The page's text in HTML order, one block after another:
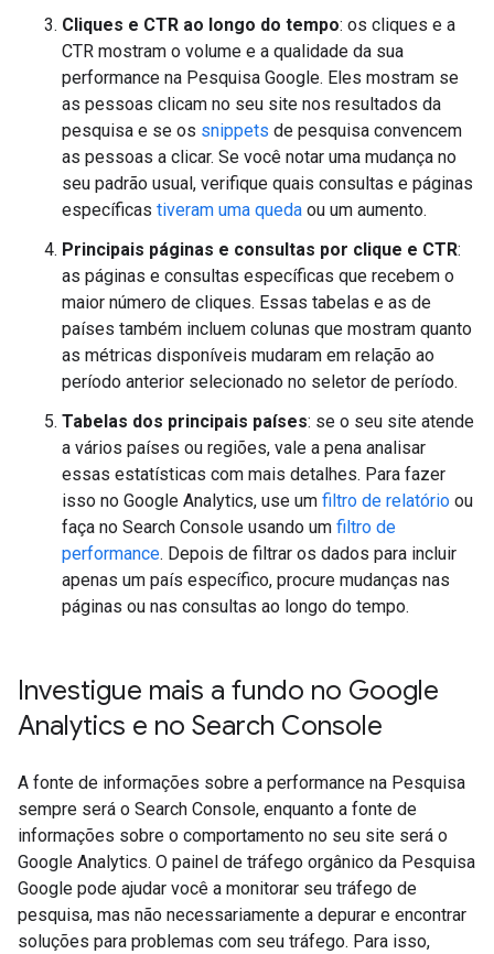
Cliques e CTR ao longo do tempo: os cliques e a
CTR mostram o volume e a qualidade da sua
performance na Pesquisa Google. Eles mostram se
as pessoas clicam no seu site nos resultados da
pesquisa e se os snippets de pesquisa convencem
as pessoas a clicar. Se você notar uma mudança no
seu padrão usual, verifique quais consultas e páginas
específicas tiveram uma queda ou um aumento.
Principais páginas e consultas por clique e CTR:
as páginas e consultas específicas que recebem o
maior número de cliques. Essas tabelas e as de
países também incluem colunas que mostram quanto
as métricas disponíveis mudaram em relação ao
período anterior selecionado no seletor de período.
Tabelas dos principais países: se o seu site atende
a vários países ou regiões, vale a pena analisar
essas estatísticas com mais detalhes. Para fazer
isso no Google Analytics, use um filtro de relatório ou
faça no Search Console usando um filtro de
performance. Depois de filtrar os dados para incluir
apenas um país específico, procure mudanças nas
páginas ou nas consultas ao longo do tempo.
Investigue mais a fundo no Google
Analytics e no Search Console
A fonte de informações sobre a performance na Pesquisa
sempre será o Search Console, enquanto a fonte de
informações sobre o comportamento no seu site será o
Google Analytics. O painel de tráfego orgânico da Pesquisa
Google pode ajudar você a monitorar seu tráfego de
pesquisa, mas não necessariamente a depurar e encontrar
soluções para problemas com seu tráfego. Para isso,